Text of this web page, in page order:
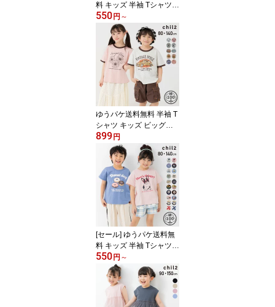
料 キッズ 半袖 Tシャツ
ラグラン ビッグシルエッ
ト ワイド 子供服 ベビー
服 プリント 男の子 女の
子 天竺 トップス イラス
ト chil2 チルツー 夏服 80
90 100 110 120 130 140
cm [M便 1/2]
550 円 ～
ゆうパケ送料無料 半袖 T
シャツ キッズ ビッグシ
ルエット ワイド リンガ
ー 子供服 ベビー服 男の
子 女の子 プリント 天竺
綿100％ トップス イラス
ト 柄バリ 配色 chil2 チル
ツー 夏 80 90 100 110 1
20 130 140cm [M便 1/2]
899 円
[セール] ゆうパケ送料無
料 キッズ 半袖 Tシャツ
男の子 女の子 子供服 ベ
ビー服 プリント 天竺 ト
ップス キャラクター イ
ラスト 綿100％ chil2 チ
ルツー 夏服 80 90 100 1
550 円 ～